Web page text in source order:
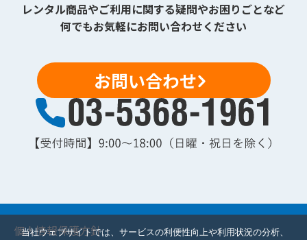
レンタル商品やご利用に関する疑問やお困りごとなど
何でもお気軽にお問い合わせください
お問い合わせ
個人情報保護方針
当社ウェブサイトでは、サービスの利便性向上や利用状況の分析、